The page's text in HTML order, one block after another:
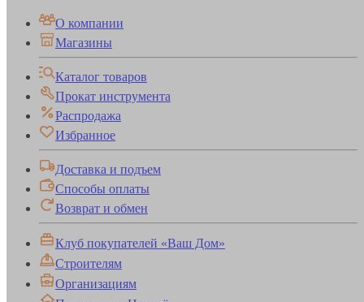
О компании
Магазины
Каталог товаров
Прокат инструмента
Распродажа
Избранное
Доставка и подъем
Способы оплаты
Возврат и обмен
Клуб покупателей «Ваш Дом»
Строителям
Организациям